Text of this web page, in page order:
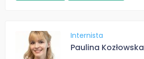
Internista
Paulina Kozłowska